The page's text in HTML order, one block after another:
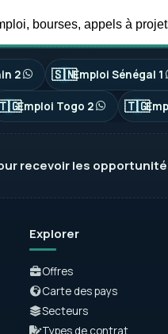
bourses, appels à
2 🇸🇳Emploi Sénégal 1
Emploi Togo 2 🇹🇬
recevoir les
Explorer
Offres
Carte des pays
Secteurs
Types de contrat